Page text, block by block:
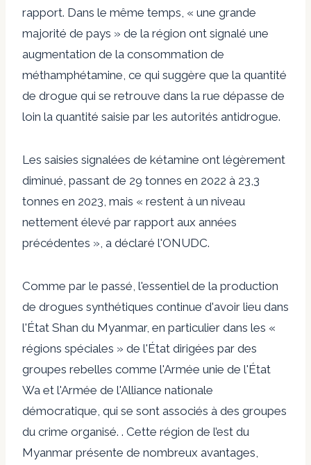
rapport. Dans le même temps, « une grande
majorité de pays » de la région ont signalé une
augmentation de la consommation de
méthamphétamine, ce qui suggère que la quantité
de drogue qui se retrouve dans la rue dépasse de
loin la quantité saisie par les autorités antidrogue.
Les saisies signalées de kétamine ont légèrement
diminué, passant de 29 tonnes en 2022 à 23,3
tonnes en 2023, mais « restent à un niveau
nettement élevé par rapport aux années
précédentes », a déclaré l'ONUDC.
Comme par le passé, l'essentiel de la production
de drogues synthétiques continue d'avoir lieu dans
l'État Shan du Myanmar, en particulier dans les «
régions spéciales » de l'État dirigées par des
groupes rebelles comme l'Armée unie de l'État
Wa et l'Armée de l'Alliance nationale
démocratique, qui se sont associés à des groupes
du crime organisé. . Cette région de l’est du
Myanmar présente de nombreux avantages,